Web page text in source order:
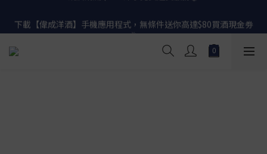
🎉
網店購滿 $500 即享免費送貨服務📦